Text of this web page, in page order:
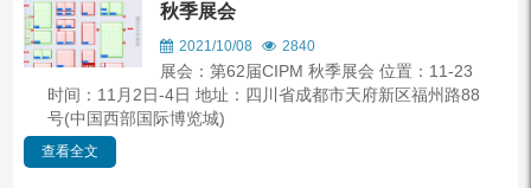
秋季展会
2021/10/08 2840
展会：第62届CIPM 秋季展会 位置：11-23
时间：11月2日-4日 地址：四川省成都市天府新区福州路88
号(中国西部国际博览城)
查看全文